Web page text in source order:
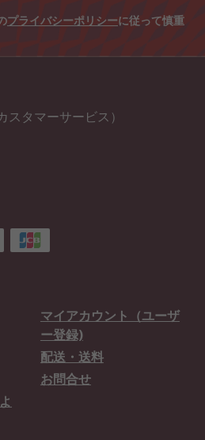
プライバシーポリシーに従って慎重
タマーサービス）
マイアカウント（ユーザ
ー登録)
配送・送料
お問合せ